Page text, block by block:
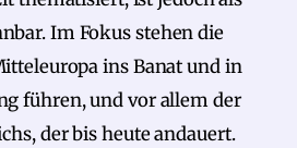
Im Fokus stehen die
ins Banat und in
führen, und vor allem der
der bis heute andauert.